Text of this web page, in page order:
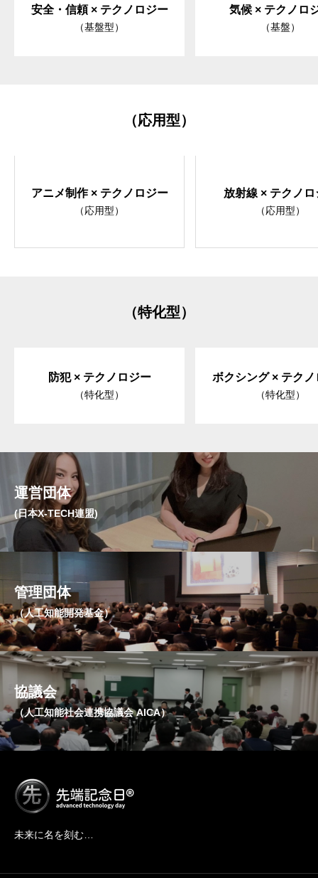
安全・信頼 × テクノロジー
（基盤型）
気候 × テクノロ
（基盤）
（応用型）
アニメ制作 × テクノロジー
（応用型）
放射線 × テクノロ
（応用型）
（特化型）
防犯 × テクノロジー
（特化型）
ボクシング × テクノ
（特化型）
運営団体
(日本X-TECH連盟)
管理団体
（人工知能開発基金）
協議会
（人工知能社会連携協議会 AICA）
未来に名を刻む…